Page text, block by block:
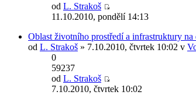
od L. Strakoš
11.10.2010, pondělí 14:13
Oblast životního prostředí a infrastruktury
od L. Strakoš » 7.10.2010, čtvrtek 10:02 v
0
59237
od L. Strakoš
7.10.2010, čtvrtek 10:02